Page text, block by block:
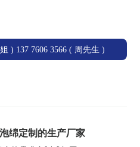
) 137 7606 3566 ( 周先生 )
绵定制的生产厂家